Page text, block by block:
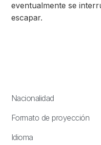
eventualmente se
escapar.
Nacionalidad
Formato de proyección
Idioma